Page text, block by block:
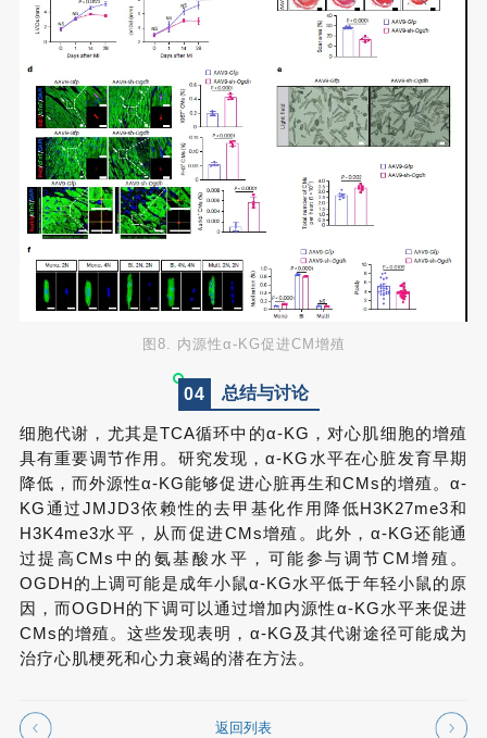
图8. 内源性α-KG促进CM增殖
04 总结与讨论
细胞代谢，尤其是TCA循环中的α-KG，对心肌细胞的增殖
具有重要调节作用。研究发现，α-KG水平在心脏发育早期
降低，而外源性α-KG能够促进心脏再生和CMs的增殖。α-
KG通过JMJD3依赖性的去甲基化作用降低H3K27me3和
H3K4me3水平，从而促进CMs增殖。此外，α-KG还能通
过提高CMs中的氨基酸水平，可能参与调节CM增殖。
OGDH的上调可能是成年小鼠α-KG水平低于年轻小鼠的原
因，而OGDH的下调可以通过增加内源性α-KG水平来促进
CMs的增殖。这些发现表明，α-KG及其代谢途径可能成为
治疗心肌梗死和心力衰竭的潜在方法。
返回列表